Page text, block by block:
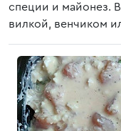
специи и майонез.
вилкой, венчиком